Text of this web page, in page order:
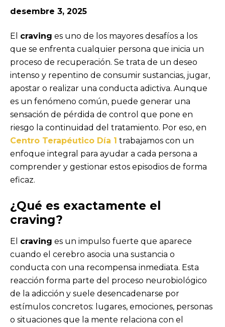
desembre 3, 2025
El craving es uno de los mayores desafíos a los
que se enfrenta cualquier persona que inicia un
proceso de recuperación. Se trata de un deseo
intenso y repentino de consumir sustancias, jugar,
apostar o realizar una conducta adictiva. Aunque
es un fenómeno común, puede generar una
sensación de pérdida de control que pone en
riesgo la continuidad del tratamiento. Por eso, en
Centro Terapéutico Día 1 trabajamos con un
enfoque integral para ayudar a cada persona a
comprender y gestionar estos episodios de forma
eficaz.
¿Qué es exactamente el
craving?
El craving es un impulso fuerte que aparece
cuando el cerebro asocia una sustancia o
conducta con una recompensa inmediata. Esta
reacción forma parte del proceso neurobiológico
de la adicción y suele desencadenarse por
estímulos concretos: lugares, emociones, personas
o situaciones que la mente relaciona con el